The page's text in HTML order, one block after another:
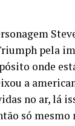
pela
onde
a
no ar, lá
só